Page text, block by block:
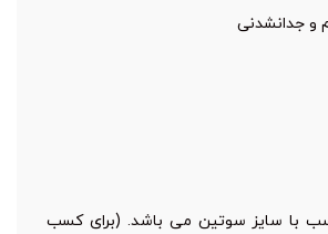
و جدا‌نشدنی
با سایز سوتین می باشد. (برای کسب